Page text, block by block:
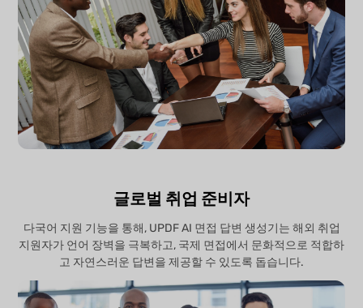
글로벌 취업 준비자
다국어 지원 기능을 통해, UPDF AI 면접 답변 생성기는 해외 취업
지원자가 언어 장벽을 극복하고, 국제 면접에서 문화적으로 적합하
고 자연스러운 답변을 제공할 수 있도록 돕습니다.